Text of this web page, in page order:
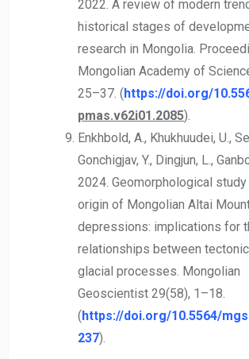
2022. A review of modern
historical stages of
research in Mongolia.
Mongolian Academy of
25–37. (https://doi.org/
pmas.v62i01.2085).
Enkhbold, A., Khukhuudei, U.,
Gonchigjav, Y., Dingjun, L.,
2024. Geomorphological
origin of Mongolian Altai
depressions: implications for
relationships between
glacial processes. Mongolian
Geoscientist 29(58), 1–18.
(https://doi.org/10.5564/
237).